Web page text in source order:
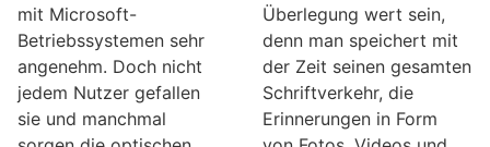
mit Microsoft-
Betriebssystemen sehr
angenehm. Doch nicht
jedem Nutzer gefallen
sie und manchmal
Überlegung wert sein,
denn man speichert mit
der Zeit seinen gesamten
Schriftverkehr, die
Erinnerungen in Form